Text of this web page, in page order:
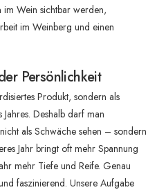
Wein sichtbar werden,
im Weinberg und einen
Persönlichkeit
Produkt, sondern als
Deshalb darf man
als Schwäche sehen – sondern
Jahr bringt oft mehr Spannung
mehr Tiefe und Reife. Genau
faszinierend. Unsere Aufgabe